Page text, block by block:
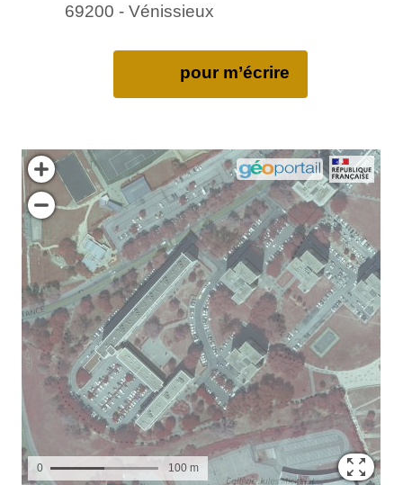
69200 - Vénissieux
pour m’écrire